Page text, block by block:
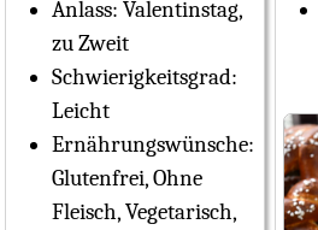
Anlass: Valentinstag,
zu Zweit
Schwierigkeitsgrad:
Leicht
Ernährungswünsche:
Glutenfrei, Ohne
Fleisch, Vegetarisch,